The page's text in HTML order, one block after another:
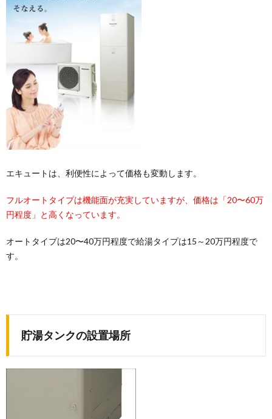
エキュートは、利便性によって価格も変動します。
フルオートタイプは機能面が充実していますが、価格は「20〜60万
円程度」と高くなっています。
オートタイプは20〜40万円程度で給湯タイプは15～20万円程度で
す。
貯湯タンクの設置場所